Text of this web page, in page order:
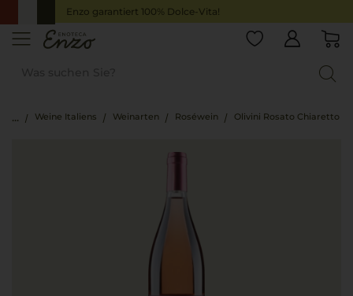
Enzo garantiert 100% Dolce-Vita!
Weine Italiens Weinarten Roséwein Olivini Rosato Chiaretto